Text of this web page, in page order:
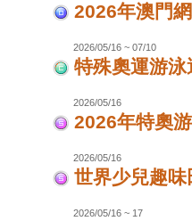
2026年澳門
2026/05/16 ~ 07/10
特殊奧運游
2026/05/16
2026年特奧
2026/05/16
世界少兒趣味
2026/05/16 ~ 17